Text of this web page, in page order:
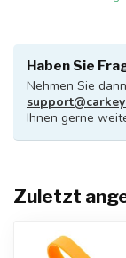
Haben Sie
Nehmen Sie
Ihnen gerne
Zuletzt